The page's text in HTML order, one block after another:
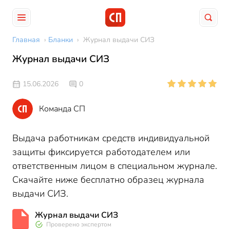
Главная › Бланки › Журнал выдачи СИЗ
Журнал выдачи СИЗ
15.06.2026 0
Команда СП
Выдача работникам средств индивидуальной
защиты фиксируется работодателем или
ответственным лицом в специальном журнале.
Скачайте ниже бесплатно образец журнала
выдачи СИЗ.
Журнал выдачи СИЗ
Проверено экспертом